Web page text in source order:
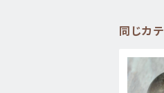
同じカ